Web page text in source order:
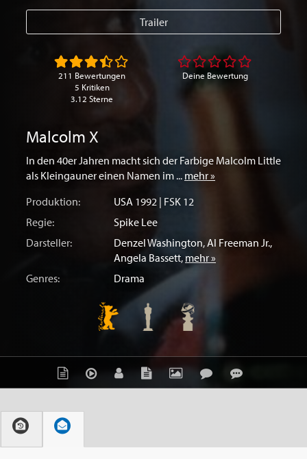
Malcolm X
In den 40er Jahren macht sich der Farbige Malcolm Little
als Kleingauner einen Namen im ... mehr »
Produktion:
USA 1992 | FSK 12
Regie:
Spike Lee
Darsteller:
Denzel Washington,Al Freeman Jr.,
Angela Bassett, mehr »
Genres:
Drama
Trailer
211 Bewertungen
5 Kritiken
3.12 Sterne
Deine Bewertung